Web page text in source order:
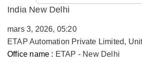
India New Delhi
mars 3, 2026, 05:20
ETAP Automation Private Limited,
Office name : ETAP - New Delhi